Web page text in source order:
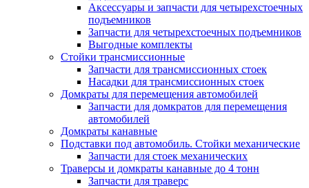
Аксессуары и запчасти для четырехстоечных
подъемников
Запчасти для четырехстоечных подъемников
Выгодные комплекты
Стойки трансмиссионные
Запчасти для трансмиссионных стоек
Насадки для трансмиссионных стоек
Домкраты для перемещения автомобилей
Запчасти для домкратов для перемещения
автомобилей
Домкраты канавные
Подставки под автомобиль. Стойки механические
Запчасти для стоек механических
Траверсы и домкраты канавные до 4 тонн
Запчасти для траверс